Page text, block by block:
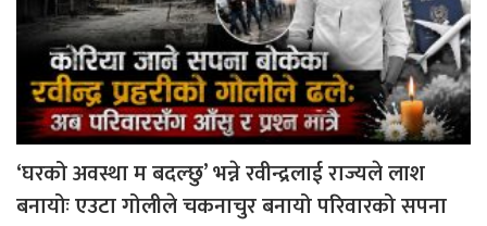
‘घरको अवस्था म बदल्छु’ भन्ने रवीन्द्रलाई राज्यले लाश
बनायोः एउटा गोलीले चकनाचुर बनायो परिवारको सपना